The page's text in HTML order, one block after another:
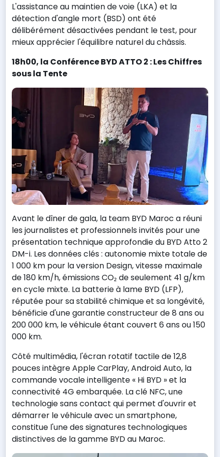
L'assistance au maintien de voie (LKA) et la
détection d'angle mort (BSD) ont été
délibérément désactivées pendant le test, pour
mieux apprécier l'équilibre naturel du châssis.
18h00, la Conférence BYD ATTO 2 : Les Chiffres
sous la Tente
Avant le dîner de gala, la team BYD Maroc a réuni
les journalistes et professionnels invités pour une
présentation technique approfondie du BYD Atto 2
DM-i. Les données clés : autonomie mixte totale de
1 000 km pour la version Design, vitesse maximale
de 180 km/h, émissions CO₂ de seulement 41 g/km
en cycle mixte. La batterie à lame BYD (LFP),
réputée pour sa stabilité chimique et sa longévité,
bénéficie d'une garantie constructeur de 8 ans ou
200 000 km, le véhicule étant couvert 6 ans ou 150
000 km.
Côté multimédia, l'écran rotatif tactile de 12,8
pouces intègre Apple CarPlay, Android Auto, la
commande vocale intelligente « Hi BYD » et la
connectivité 4G embarquée. La clé NFC, une
technologie sans contact qui permet d'ouvrir et
démarrer le véhicule avec un smartphone,
constitue l'une des signatures technologiques
distinctives de la gamme BYD au Maroc.